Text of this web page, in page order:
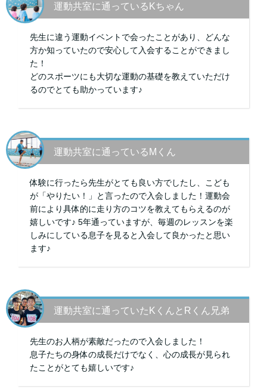
運動共室に通っているKちゃん
先生に違う運動イベントで会ったことがあり、どんな
方か知っていたので安心して入会することができまし
た！
どのスポーツにも大切な運動の基礎を教えていただけ
るのでとても助かっています♪
運動共室に通っているMくん
体験に行ったら先生がとても良い方でしたし、こども
が「やりたい！」と言ったので入会しました！運動会
前により具体的に走り方のコツを教えてもらえるのが
嬉しいです♪ 5年通っていますが、毎週のレッスンを楽
しみにしている息子を見ると入会して良かったと思い
ます♪
運動共室に通っていたKくんとRくん兄弟
先生のお人柄が素敵だったので入会しました！
息子たちの身体の成長だけでなく、心の成長が見られ
たことがとても嬉しいです♪